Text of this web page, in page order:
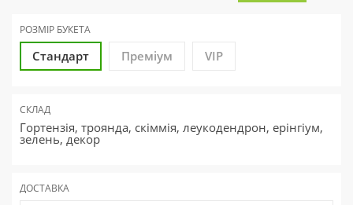
РОЗМІР БУКЕТА
Стандарт Преміум VIP
СКЛАД
Гортензія, троянда, скіммія, леукодендрон, ерінгіум,
зелень, декор
ДОСТАВКА